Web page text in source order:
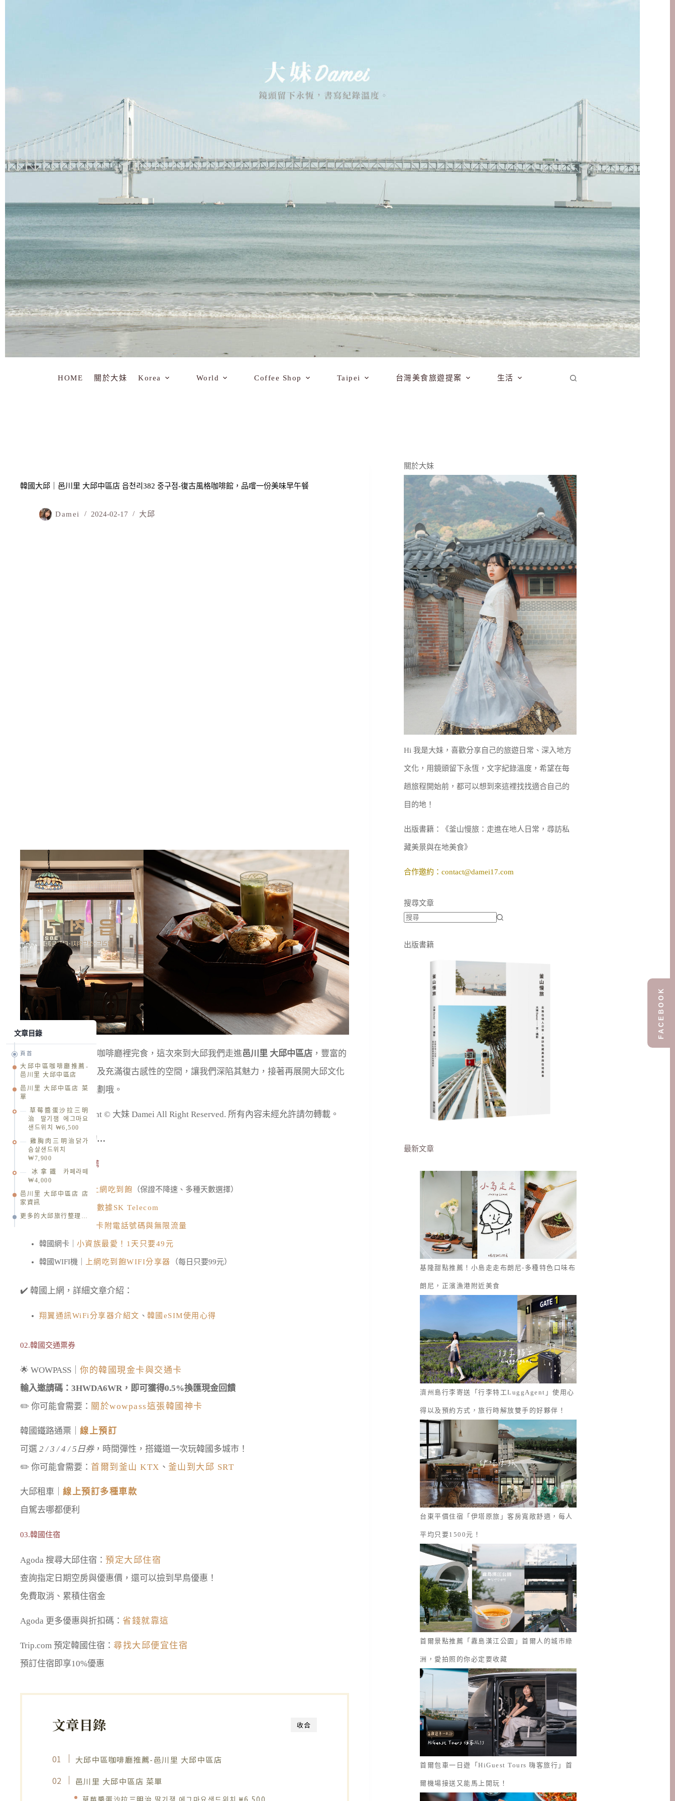
HOME 關於大妹 Korea World Coffee Shop Taipei 台灣美食旅遊提案 生活
韓國大邱｜邑川里 大邱中區店 읍천리382 중구점-復古風格咖啡館，品嚐一份美味早午餐
Damei 2024-02-17 大邱
在韓國的早餐都是在咖啡廳裡完食，這次來到大邱我們走進邑川里 大邱中區店 ，豐富的
輕食三明治選擇，以及充滿復古感性的空間，讓我們深陷其魅力，接著再展開大邱文化
之旅，是個很棒的規劃哦。
版權所有 Copyright © 大妹 Damei All Right Reserved. 所有內容未經允許請勿轉載。
在韓國可能會需要的…
01.韓國網卡、eSIM推薦
韓國 eSIM｜ 4G上網吃到飽 （保證不降速、多種天數選擇）
韓國 eSIM｜ 原生數據SK Telecom
4G網卡附電話號碼與無限流量
韓國網卡｜ 小資族最愛！1天只要49元
韓國WIFI機｜ 上網吃到飽WIFI分享器 （每日只要99元）
✔️ 韓國上網，詳細文章介紹：
翔翼通訊WiFi分享器介紹文 、 韓國eSIM使用心得
02.韓國交通票券
🌟 WOWPASS｜ 你的韓國現金卡與交通卡
輸入邀請碼：3HWDA6WR，即可獲得0.5%換匯現金回饋
✏️ 你可能會需要： 關於wowpass這張韓國神卡
韓國鐵路通票｜ 線上預訂
可選 2 / 3 / 4 / 5日券，時間彈性，搭鐵道一次玩韓國多城市！
✏️ 你可能會需要： 首爾到釜山 KTX 、 釜山到大邱 SRT
大邱租車｜ 線上預訂多種車款
自駕去哪都便利
03.韓國住宿
Agoda 搜尋大邱住宿： 預定大邱住宿
查詢指定日期空房與優惠價，還可以撿到早鳥優惠！
免費取消、累積住宿金
Agoda 更多優惠與折扣碼： 省錢就靠這
Trip.com 預定韓國住宿： 尋找大邱便宜住宿
預訂住宿即享10%優惠
收合
文章目錄
大邱中區咖啡廳推薦-邑川里 大邱中區店
邑川里 大邱中區店 菜單
草莓醬蛋沙拉三明治 딸기잼 에그마요샌드위치 ₩6,500
關於大妹
Hi 我是大妹，喜歡分享自己的旅遊日常、深入地方
文化，用鏡頭留下永恆，文字紀錄溫度，希望在每
趟旅程開始前，都可以想到來這裡找找適合自己的
目的地！
出版書籍：《釜山慢旅：走進在地人日常，尋訪私
藏美景與在地美食》
合作邀約： contact@damei17.com
搜尋文章
出版書籍
最新文章
基隆甜點推薦！小島走走布朗尼-多種特色口味布
朗尼，正濱漁港附近美食
濟州島行李寄送「行李特工LuggAgent」使用心
得以及預約方式，旅行時解放雙手的好夥伴！
台東平價住宿「伊塔原旅」客房寬敞舒適，每人
平均只要1500元！
首爾景點推薦「纛島漢江公園」首爾人的城市綠
洲，愛拍照的你必定要收藏
首爾包車一日遊「HiGuest Tours 嗨客旅行」首
爾機場接送又能馬上開玩！
FACEBOOK
文章目錄
頁首
大邱中區咖啡廳推薦-
邑川里 大邱中區店
邑川里 大邱中區店 菜
單
草莓醬蛋沙拉三明
治 딸기잼 에그마요
샌드위치 ₩6,500
雞胸肉三明治닭가
슴살샌드위치
₩7,900
冰拿鐵 카페라떼
₩4,000
邑川里 大邱中區店 店
家資訊
更多的大邱旅行整理…